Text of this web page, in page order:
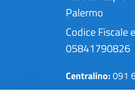
Palermo
Codice Fiscale
05841790826
Centralino:091
Pec: